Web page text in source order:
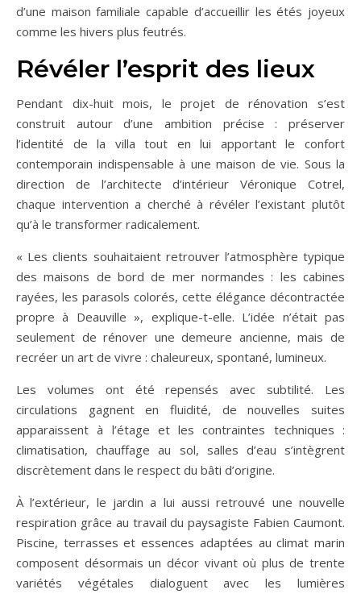
d’une maison familiale capable d’accueillir les étés joyeux
comme les hivers plus feutrés.
Révéler l’esprit des lieux
Pendant dix-huit mois, le projet de rénovation s’est
construit autour d’une ambition précise : préserver
l’identité de la villa tout en lui apportant le confort
contemporain indispensable à une maison de vie. Sous la
direction de l’architecte d’intérieur Véronique Cotrel,
chaque intervention a cherché à révéler l’existant plutôt
qu’à le transformer radicalement.
« Les clients souhaitaient retrouver l’atmosphère typique
des maisons de bord de mer normandes : les cabines
rayées, les parasols colorés, cette élégance décontractée
propre à Deauville », explique-t-elle. L’idée n’était pas
seulement de rénover une demeure ancienne, mais de
recréer un art de vivre : chaleureux, spontané, lumineux.
Les volumes ont été repensés avec subtilité. Les
circulations gagnent en fluidité, de nouvelles suites
apparaissent à l’étage et les contraintes techniques :
climatisation, chauffage au sol, salles d’eau s’intègrent
discrètement dans le respect du bâti d’origine.
À l’extérieur, le jardin a lui aussi retrouvé une nouvelle
respiration grâce au travail du paysagiste Fabien Caumont.
Piscine, terrasses et essences adaptées au climat marin
composent désormais un décor vivant où plus de trente
variétés végétales dialoguent avec les lumières